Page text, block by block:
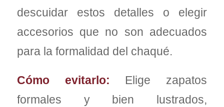
descuidar estos detalles o elegir
accesorios que no son adecuados
para la formalidad del chaqué.
Cómo evitarlo: Elige zapatos
formales y bien lustrados,